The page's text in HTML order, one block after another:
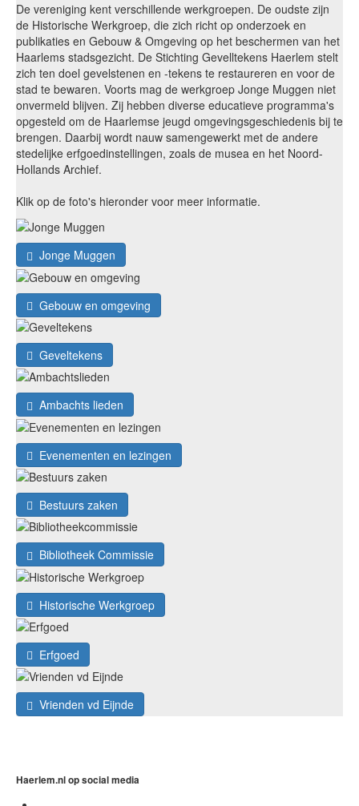
De vereniging kent verschillende werkgroepen. De oudste zijn
de Historische Werkgroep, die zich richt op onderzoek en
publikaties en Gebouw & Omgeving op het beschermen van het
Haarlems stadsgezicht. De Stichting Gevelltekens Haerlem stelt
zich ten doel gevelstenen en -tekens te restaureren en voor de
stad te bewaren. Voorts mag de werkgroep Jonge Muggen niet
onvermeld blijven. Zij hebben diverse educatieve programma's
opgesteld om de Haarlemse jeugd omgevingsgeschiedenis bij te
brengen. Daarbij wordt nauw samengewerkt met de andere
stedelijke erfgoedinstellingen, zoals de musea en het Noord-
Hollands Archief.
Klik op de foto's hieronder voor meer informatie.
Jonge Muggen
Gebouw en omgeving
Geveltekens
Ambachts lieden
Evenementen en lezingen
Bestuurs zaken
Bibliotheek Commissie
Historische Werkgroep
Erfgoed
Vrienden vd Eijnde
Haerlem.nl op social media